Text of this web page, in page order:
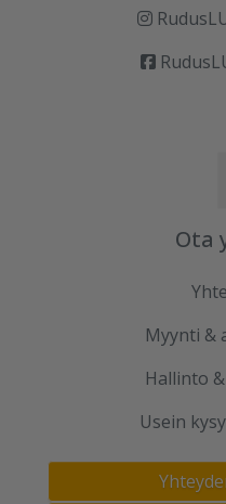
Ota
Myynti &
Hallinto
Usein